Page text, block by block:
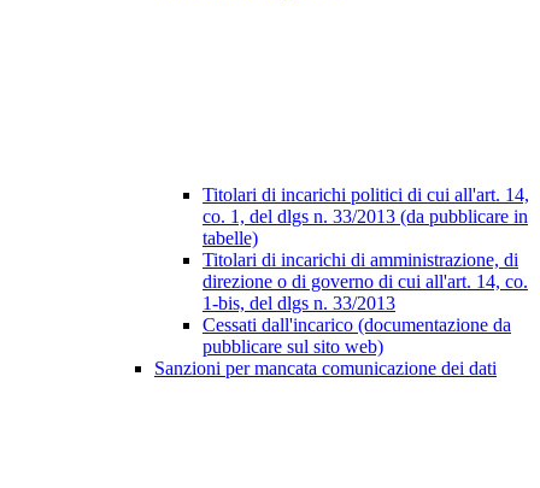
Titolari di incarichi politici di cui all'art. 14,
co. 1, del dlgs n. 33/2013 (da pubblicare in
tabelle)
Titolari di incarichi di amministrazione, di
direzione o di governo di cui all'art. 14, co.
1-bis, del dlgs n. 33/2013
Cessati dall'incarico (documentazione da
pubblicare sul sito web)
Sanzioni per mancata comunicazione dei dati